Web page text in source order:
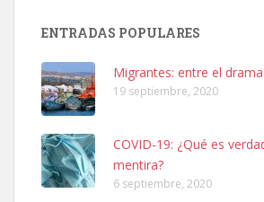
Leales.org » Gran Canaria
ENTRADAS POPULARES
Migrantes: entre el
19 septiembre, 2020
COVID-19: ¿Qué es
mentira?
6 septiembre, 2020